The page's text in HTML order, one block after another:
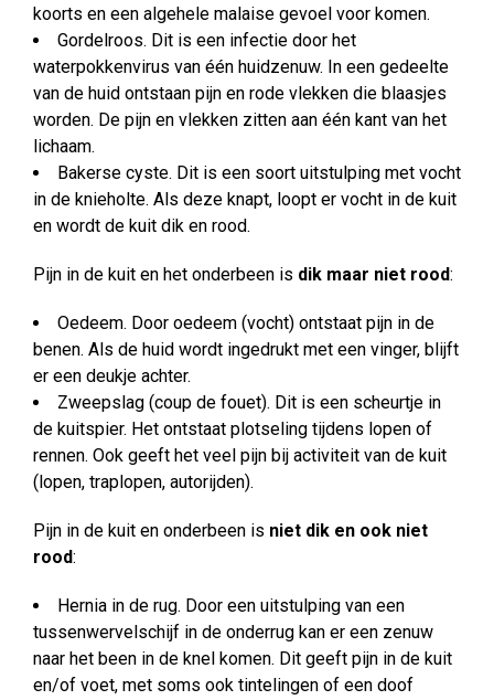
koorts en een algehele malaise gevoel voor komen.
Gordelroos. Dit is een infectie door het
waterpokkenvirus van één huidzenuw. In een gedeelte
van de huid ontstaan pijn en rode vlekken die blaasjes
worden. De pijn en vlekken zitten aan één kant van het
lichaam.
Bakerse cyste. Dit is een soort uitstulping met vocht
in de knieholte. Als deze knapt, loopt er vocht in de kuit
en wordt de kuit dik en rood.
Pijn in de kuit en het onderbeen is dik maar niet rood:
Oedeem. Door oedeem (vocht) ontstaat pijn in de
benen. Als de huid wordt ingedrukt met een vinger, blijft
er een deukje achter.
Zweepslag (coup de fouet). Dit is een scheurtje in
de kuitspier. Het ontstaat plotseling tijdens lopen of
rennen. Ook geeft het veel pijn bij activiteit van de kuit
(lopen, traplopen, autorijden).
Pijn in de kuit en onderbeen is niet dik en ook niet
rood:
Hernia in de rug. Door een uitstulping van een
tussenwervelschijf in de onderrug kan er een zenuw
naar het been in de knel komen. Dit geeft pijn in de kuit
en/of voet, met soms ook tintelingen of een doof